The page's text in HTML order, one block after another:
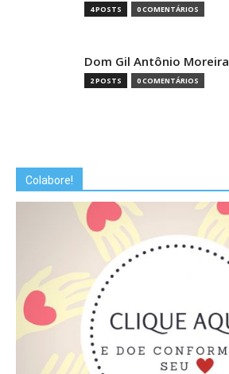
4 POSTS 0 COMENTÁRIOS
Dom Gil Antônio Moreira
2 POSTS 0 COMENTÁRIOS
Colabore!